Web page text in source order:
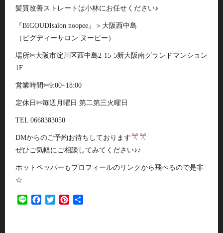
髪質改善ストレートは小林にお任せください♪
『BIGOUDIsalon noopee』＞大阪西中島
（ビグディーサロン ヌーピー）
場所✄大阪市淀川区西中島2-15-5新大阪南グランドマンション
1F
営業時間✄9:00~18:00
定休日✄毎週月曜日 第二第三火曜日
TEL 0668383050
DMからのご予約お待ちしております
ぜひご気軽にご相談してみてください♪♪
ホットペッパーもプロフィールのリンクから飛べるので是非
☆
Line FacebookTwitterPinterest